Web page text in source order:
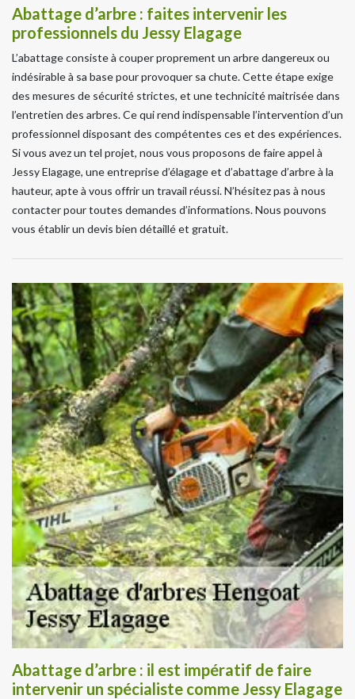
Abattage d’arbre : faites intervenir les
professionnels du Jessy Elagage
L’abattage consiste à couper proprement un arbre dangereux ou
indésirable à sa base pour provoquer sa chute. Cette étape exige
des mesures de sécurité strictes, et une technicité maitrisée dans
l’entretien des arbres. Ce qui rend indispensable l’intervention d’un
professionnel disposant des compétentes ces et des expériences.
Si vous avez un tel projet, nous vous proposons de faire appel à
Jessy Elagage, une entreprise d’élagage et d’abattage d’arbre à la
hauteur, apte à vous offrir un travail réussi. N’hésitez pas à nous
contacter pour toutes demandes d’informations. Nous pouvons
vous établir un devis bien détaillé et gratuit.
Abattage d’arbre : il est impératif de faire
intervenir un spécialiste comme Jessy Elagage